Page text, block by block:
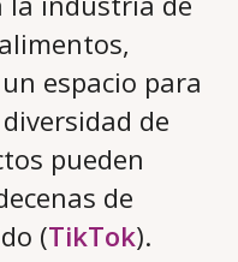
espacio para
de
pueden
de
(TikTok).